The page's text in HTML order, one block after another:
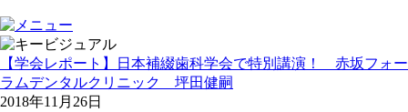
【学会レポート】日本補綴歯科学会で特別講演！ 赤坂フォー
ラムデンタルクリニック 坪田健嗣
2018年11月26日